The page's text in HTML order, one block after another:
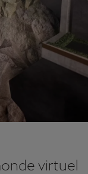
virtuel